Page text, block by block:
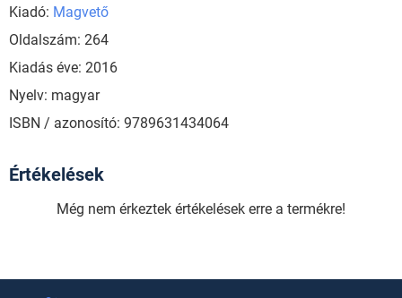
Kiadó: Magvető
Oldalszám: 264
Kiadás éve: 2016
Nyelv: magyar
ISBN / azonosító: 9789631434064
Értékelések
Még nem érkeztek értékelések erre a termékre!